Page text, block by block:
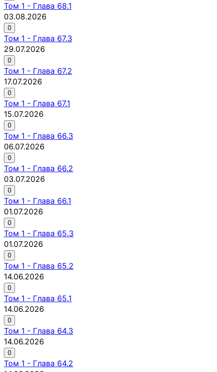
Том 1 - Глава 68.1
03.08.2026
0
Том 1 - Глава 67.3
29.07.2026
0
Том 1 - Глава 67.2
17.07.2026
0
Том 1 - Глава 67.1
15.07.2026
0
Том 1 - Глава 66.3
06.07.2026
0
Том 1 - Глава 66.2
03.07.2026
0
Том 1 - Глава 66.1
01.07.2026
0
Том 1 - Глава 65.3
01.07.2026
0
Том 1 - Глава 65.2
14.06.2026
0
Том 1 - Глава 65.1
14.06.2026
0
Том 1 - Глава 64.3
14.06.2026
0
Том 1 - Глава 64.2